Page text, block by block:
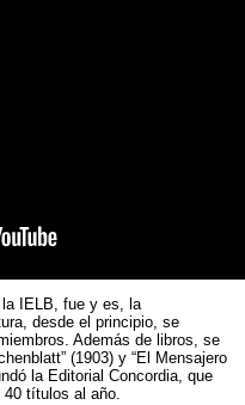
la IELB, fue y es, la
desde el principio, se
Además de libros, se
(1903) y “El Mensajero
la Editorial Concordia, que
40 títulos al año.